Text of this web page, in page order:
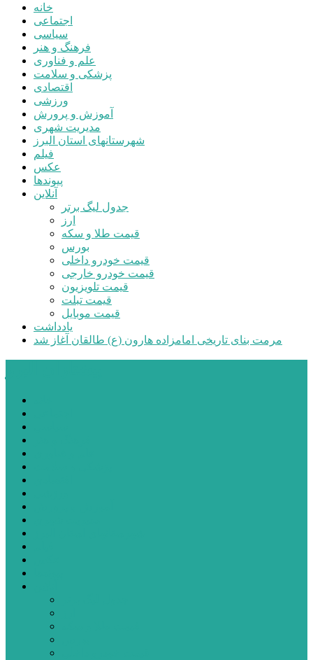
خانه
اجتماعی
سیاسی
فرهنگ و هنر
علم و فناوری
پزشکی و سلامت
اقتصادی
ورزشی
آموزش و پرورش
مدیریت شهری
شهرستانهای استان البرز
فیلم
عکس
پیوندها
آنلاین
جدول لیگ برتر
ارز
قیمت طلا و سکه
بورس
قیمت خودرو داخلی
قیمت خودرو خارجی
قیمت تلویزیون
قیمت تبلت
قیمت موبایل
یادداشت
مرمت بنای تاریخی امامزاده هارون (ع) طالقان آغاز شد